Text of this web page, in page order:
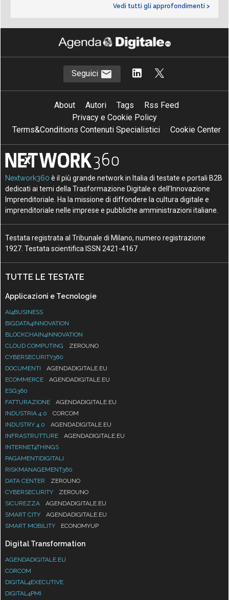
Vedi tutti gli approfondimenti >
Seguici
About Autori Tags
Rss Feed
Privacy e Cookie Policy
Terms&Conditions Contenuti Specialistici
Cookie Center
Nextwork360 è il più grande network in Italia di testate e portali B2B
dedicati ai temi della Trasformazione Digitale e dell’Innovazione
Imprenditoriale. Ha la missione di diffondere la cultura digitale e
imprenditoriale nelle imprese e pubbliche amministrazioni italiane.
Testata registrata al Tribunale di Milano, numero registrazione
1927. Testata scientifica ISSN 2421-4167
TUTTE LE TESTATE
Applicazioni e Tecnologie
AI4BUSINESS
BIGDATA4INNOVATION
BLOCKCHAIN4INNOVATION
CLOUD COMPUTING
ZEROUNO
CYBERSECURITY360
DOCUMENTI
AGENDADIGITALE.EU
ECOMMERCE
AGENDADIGITALE.EU
ESG360
FATTURAZIONE
AGENDADIGITALE.EU
INDUSTRIA 4.0
CORCOM
INDUSTRY 4.0
AGENDADIGITALE.EU
INFRASTRUTTURE
AGENDADIGITALE.EU
INTERNET4THINGS
PAGAMENTIDIGITALI
RISKMANAGEMENT360
DATA CENTER
ZEROUNO
CYBERSECURITY
ZEROUNO
SICUREZZA
AGENDADIGITALE.EU
SMART CITY
AGENDADIGITALE.EU
SMART MOBILITY
ECONOMYUP
Digital Transformation
AGENDADIGITALE.EU
CORCOM
DIGITAL4EXECUTIVE
DIGITAL4PMI